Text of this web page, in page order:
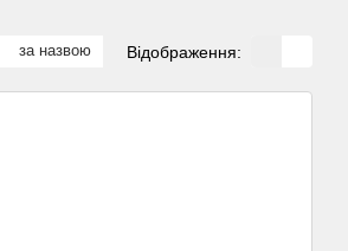
за назвою Відображення: